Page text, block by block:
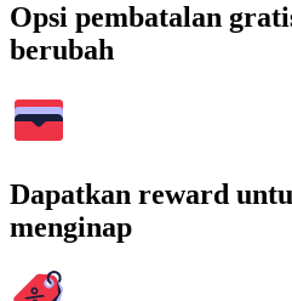
Opsi pembatalan
berubah
Dapatkan reward
menginap